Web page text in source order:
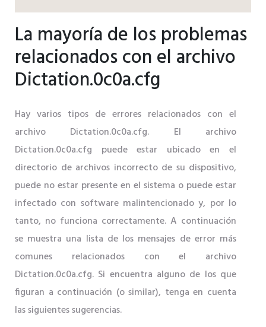
La mayoría de los problemas
relacionados con el archivo
Dictation.0c0a.cfg
Hay varios tipos de errores relacionados con el
archivo Dictation.0c0a.cfg. El archivo
Dictation.0c0a.cfg puede estar ubicado en el
directorio de archivos incorrecto de su dispositivo,
puede no estar presente en el sistema o puede estar
infectado con software malintencionado y, por lo
tanto, no funciona correctamente. A continuación
se muestra una lista de los mensajes de error más
comunes relacionados con el archivo
Dictation.0c0a.cfg. Si encuentra alguno de los que
figuran a continuación (o similar), tenga en cuenta
las siguientes sugerencias.